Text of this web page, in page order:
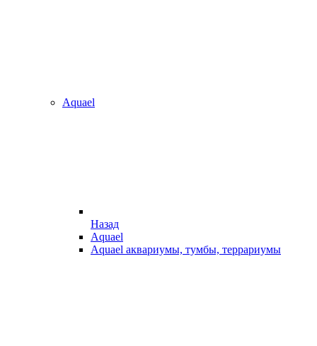
Aquael
Назад
Aquael
Aquael аквариумы, тумбы, террариумы